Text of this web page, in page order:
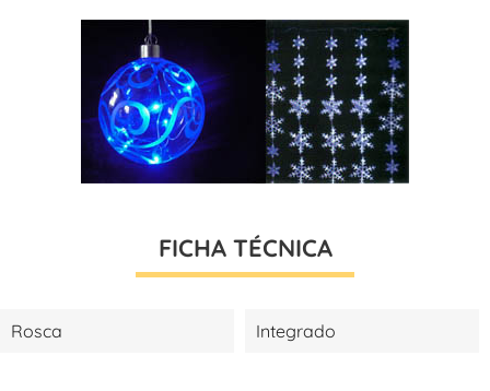
FICHA TÉCNICA
Rosca Integrado